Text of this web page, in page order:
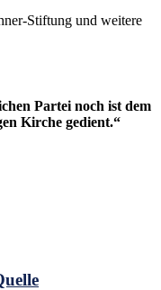
Stiftung und weitere
Partei noch ist dem
Kirche gedient.“